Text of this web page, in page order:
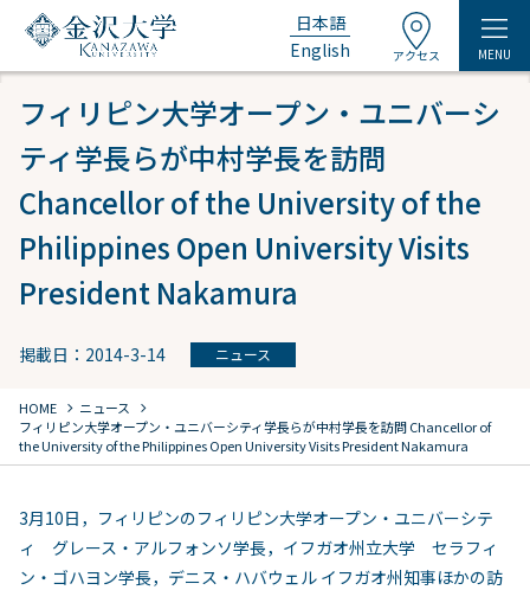
日本語
English
アクセス MENU
フィリピン大学オープン・ユニバーシ
ティ学長らが中村学長を訪問
Chancellor of the University of the
Philippines Open University Visits
President Nakamura
掲載日：2014-3-14 ニュース
HOME chevron_right ニュース chevron_right
フィリピン大学オープン・ユニバーシティ学長らが中村学長を訪問 Chancellor of
the University of the Philippines Open University Visits President Nakamura
3月10日，フィリピンのフィリピン大学オープン・ユニバーシテ
ィ グレース・アルフォンソ学長，イフガオ州立大学 セラフィ
ン・ゴハヨン学長，デニス・ハバウェル イフガオ州知事ほかの訪